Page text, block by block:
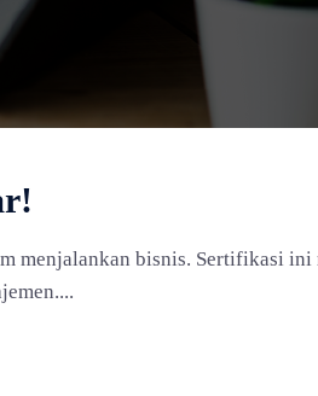
bisnis. Sertifikasi ini